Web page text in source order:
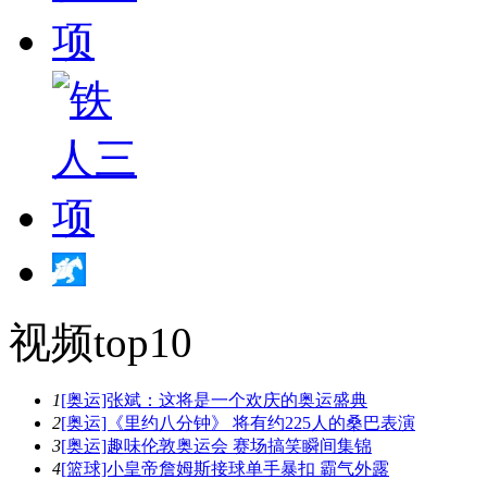
视频top10
1[奥运]张斌：这将是一个欢庆的奥运盛典
2[奥运]《里约八分钟》 将有约225人的桑巴表演
3[奥运]趣味伦敦奥运会 赛场搞笑瞬间集锦
4[篮球]小皇帝詹姆斯接球单手暴扣 霸气外露